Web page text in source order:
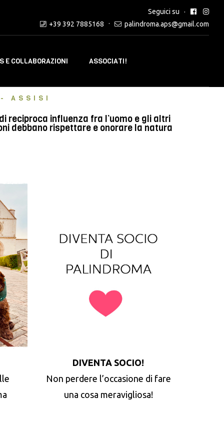
Seguici su
+39 392 7885168
palindroma.aps@gmail.com
E COLLABORAZIONI ASSOCIATI!
ASSISI
reciproca influenza fra l’uomo e gli altri
debbano rispettare e onorare la natura
DIVENTA SOCIO!
Non perdere l’occasione di fare
una cosa meravigliosa!